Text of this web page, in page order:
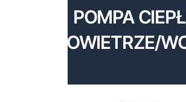
POMPA
POWIETRZE/